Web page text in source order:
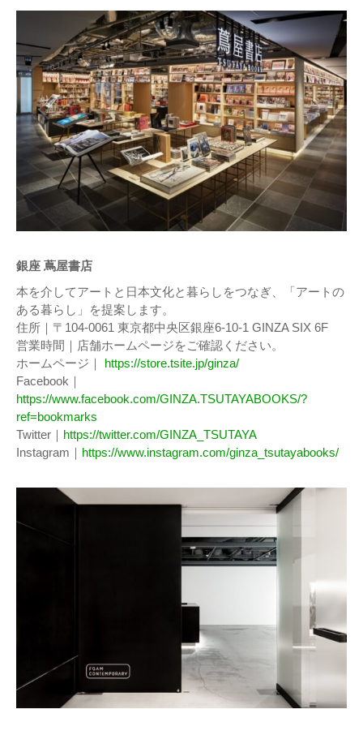
銀座 蔦屋書店
本を介してアートと⽇本⽂化と暮らしをつなぎ、「アートの
ある暮らし」を提案します。
住所｜〒104-0061 東京都中央区銀座6-10-1 GINZA SIX 6F
営業時間｜店舗ホームページをご確認ください。
ホームページ｜ https://store.tsite.jp/ginza/
Facebook｜
https://www.facebook.com/GINZA.TSUTAYABOOKS/?
ref=bookmarks
Twitter｜ https://twitter.com/GINZA_TSUTAYA
Instagram｜ https://www.instagram.com/ginza_tsutayabooks/